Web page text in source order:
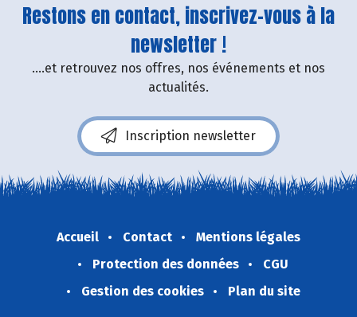
Restons en contact, inscrivez-vous à la
newsletter !
....et retrouvez nos offres, nos événements et nos
actualités.
Inscription newsletter
Accueil Contact
Mentions légales
Protection des données
CGU
Gestion des cookies
Plan du site